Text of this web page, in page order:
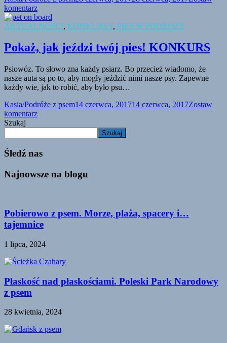
komentarz
AKTUALNOŚCI, KONKURSY, PIES W PODRÓŻY
Pokaż, jak jeździ twój pies! KONKURS
Psiowóz. To słowo zna każdy psiarz. Bo przecież wiadomo, że
nasze auta są po to, aby mogły jeździć nimi nasze psy. Zapewne
każdy wie, jak to robić, aby było psu…
Kasia/Podróże z psem14 czerwca, 201714 czerwca, 2017Zostaw
komentarz
Szukaj
Szukaj
Śledź nas
Najnowsze na blogu
Pobierowo z psem. Morze, plaża, spacery i…
tajemnice
1 lipca, 2024
Płaskość nad płaskościami. Poleski Park Narodowy
z psem
28 kwietnia, 2024